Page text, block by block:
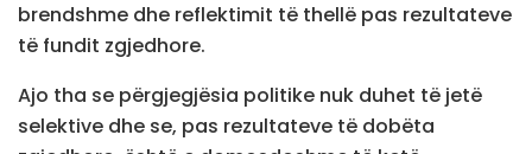
brendshme dhe reflektimit të thellë pas rezultateve
të fundit zgjedhore.
Ajo tha se përgjegjësia politike nuk duhet të jetë
selektive dhe se, pas rezultateve të dobëta